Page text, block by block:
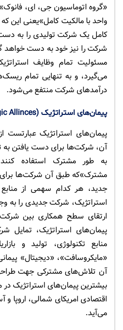
«گروه اتوماسیون جی، ای،
واحد با مالکیت کامل»یعنی این
کامل یک شرکت تولیدی را به
شرکت را نیز خود به دست
مسئولیت تمام وظایف
می‌گیرد، و به تنهایی تمام
درآمدهای شرکت منتفع می‌شود.
پیمان‌های استراتژیک (Strategic Allinces)
پیمان‌های استراتژیک عبارتست
آن، شرکت‌ها برای دست یافتن به
به طور مشترک استفاده
مشترک»که طبق آن شرکت‌ها
جدید، هر کدام سهمی از منابع
استراتژیک، شرکت جدیدی را به
ارتقای سطح همکاری بین
پیمان‌های استراتژیک،
منابع تکنولوژی، تولید و
«مایکروسافت»، «دیجیتال»
آن تلاش‌های مشترکی جهت
بیشترین پیمان‌های استراتژیک
اقتصادی امریکای شمالی، اروپا
می‌آید.